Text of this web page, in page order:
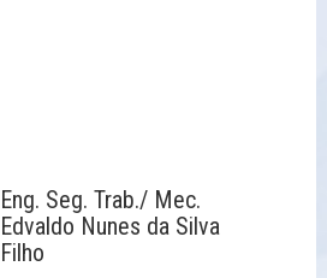
Eng. Seg. Trab./ Mec.
Edvaldo Nunes da Silva
Filho